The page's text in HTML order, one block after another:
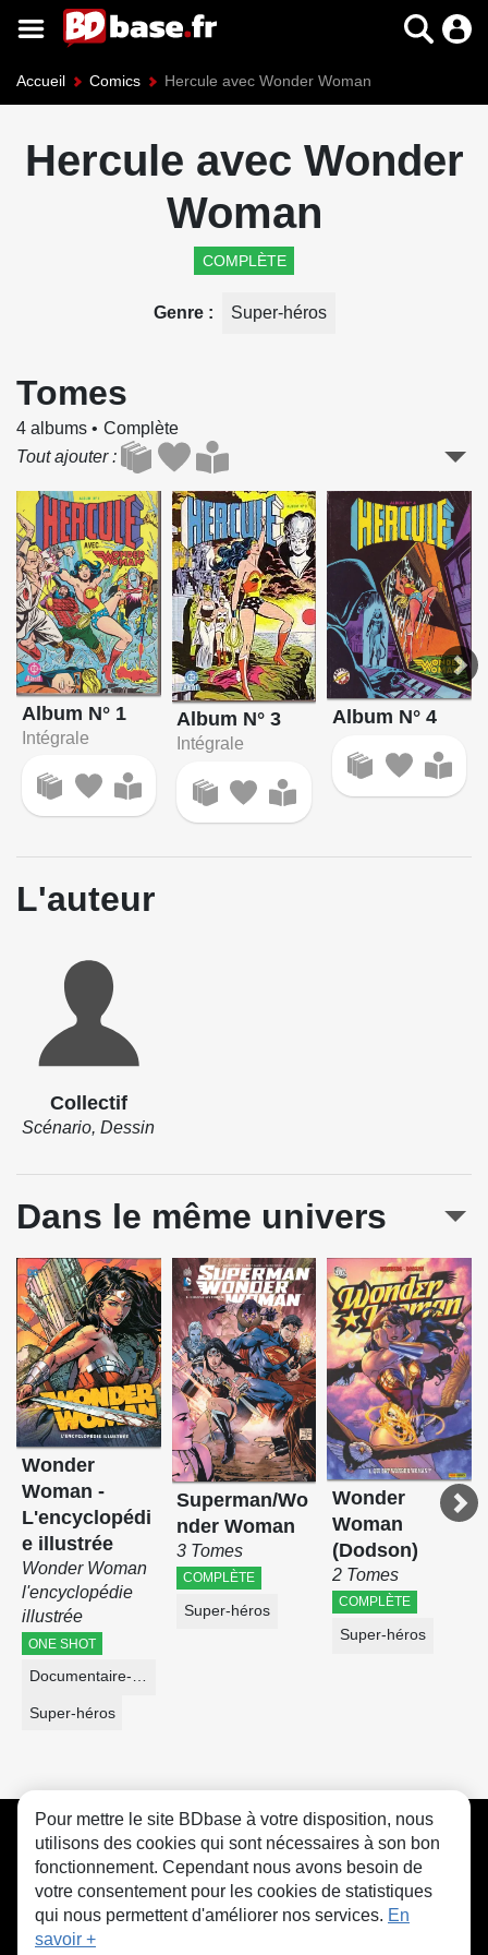
Accueil Comics Hercule avec Wonder Woman
Hercule avec Wonder
Woman
COMPLÈTE
Genre Super-héros
Tomes
4 albums
Complète
Tout ajouter
Album N° 1
Intégrale
Album N° 3
Intégrale
Album N° 4
L'auteur
Collectif
Scénario, Dessin
Dans le même univers
Wonder
Woman -
L'encyclopédi
e illustrée
Wonder Woman
l'encyclopédie
illustrée
ONE SHOT
Documentaire-Encyclopédie
Super-héros
Superman/Wo
nder Woman
3 Tomes
COMPLÈTE
Super-héros
Wonder
Woman
(Dodson)
2 Tomes
COMPLÈTE
Super-héros
CGU FAQ Contact Cookies
Pour mettre le site BDbase à votre disposition, nous
utilisons des cookies qui sont nécessaires à son bon
fonctionnement. Cependant nous avons besoin de
votre consentement pour les cookies de statistiques
qui nous permettent d'améliorer nos services. En
savoir +